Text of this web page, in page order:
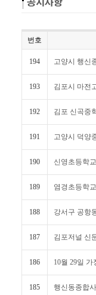
번호
194 고양시 행신
193 김포시 마전
192 김포 신곡중
191 고양시 덕양
190 신영초등학
189 염경초등학
188 강서구 공항
187 김포저널 신
186 10월 29일
185 행신동종합